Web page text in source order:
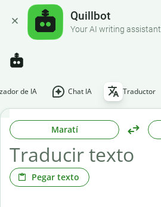
Quillbot
Your AI writing assistant
de IA Chat IA Traductor
Maratí
Pegar texto